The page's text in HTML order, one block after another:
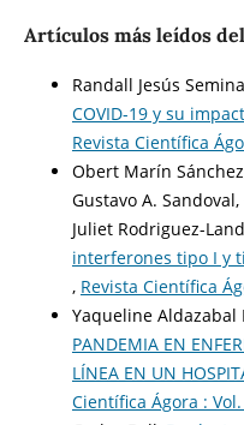
Artículos más leídos
Randall Jesús
COVID-19 y su
Revista Científica
Obert Marín
Gustavo A.
Juliet Rodriguez-
interferones tipo I y
, Revista Científica
Yaqueline Aldazabal
PANDEMIA EN
LÍNEA EN UN
Científica Ágora :